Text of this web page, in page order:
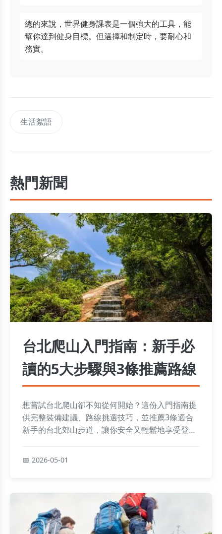
總的來說，世界健身課表是一個強大的工具，能
幫你達到健身目標。但選擇和制定時，要耐心和
務實。
生活絮語
熱門新聞
台北爬山入門指南：新手必
讀的5大步驟與3條推薦路線
想嘗試台北爬山卻不知從何開始？這份入門指南提
供完整裝備建議、路線挑選技巧，並推薦3條適合
新手的台北郊山步道，讓你安全又輕鬆地享受登山
2026-05-01